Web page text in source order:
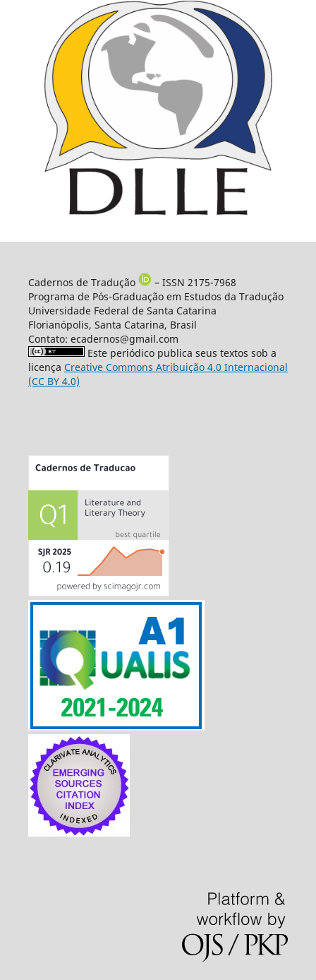
Cadernos de Tradução
– ISSN 2175-7968
Programa de Pós-Graduação em Estudos da Tradução
Universidade Federal de Santa Catarina
Florianópolis, Santa Catarina, Brasil
Contato: ecadernos@gmail.com
Este periódico publica seus textos sob a
licença Creative Commons Atribuição 4.0 Internacional
(CC BY 4.0)